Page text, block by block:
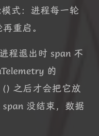
式：进程每一轮
重启。
程退出时 span 不
的
之后才会把它放
没结束，数据